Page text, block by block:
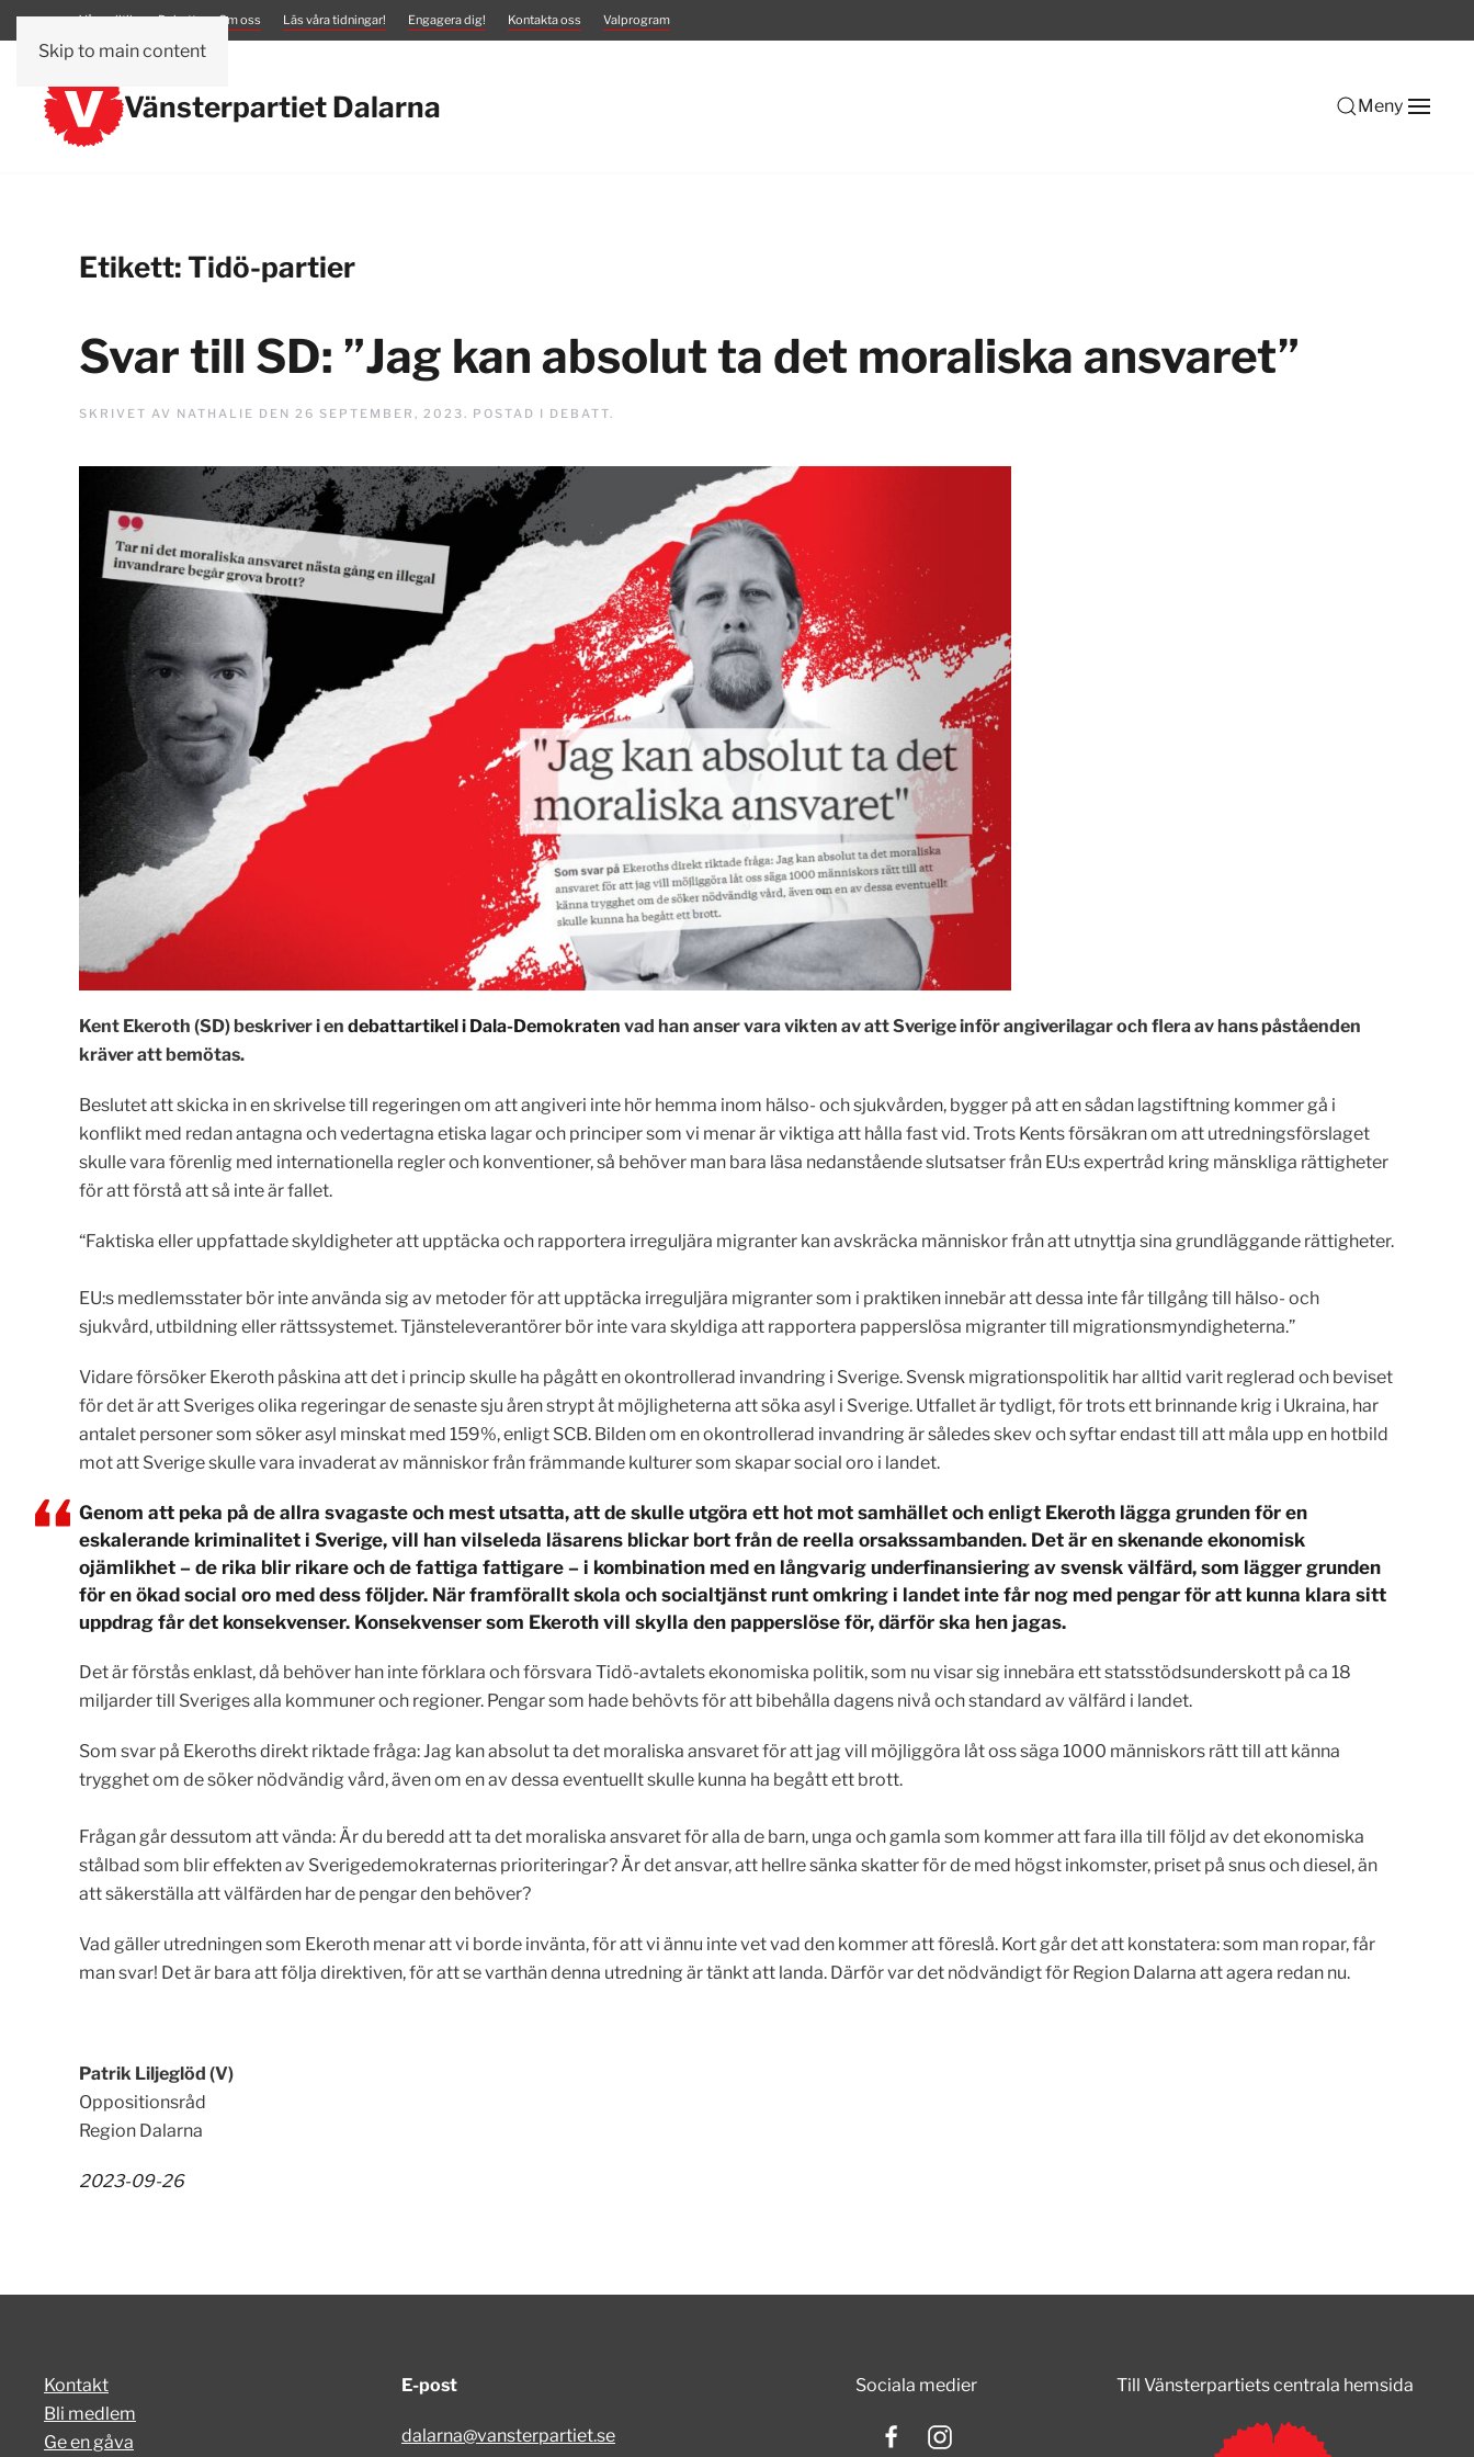
Skip to main content
Vår politik Debatt Om oss Läs våra tidningar! Engagera dig! Kontakta oss Valprogram
Vänsterpartiet Dalarna Meny
Etikett:Tidö-partier
Svar till SD: ”Jag kan absolut ta det moraliska ansvaret”
SKRIVET AV NATHALIE DEN 26 SEPTEMBER, 2023. POSTAD I DEBATT.
Kent Ekeroth (SD) beskriver i en debattartikel i Dala-Demokraten vad han anser vara vikten av att Sverige inför angiverilagar och flera av hans påståenden
kräver att bemötas.
Beslutet att skicka in en skrivelse till regeringen om att angiveri inte hör hemma inom hälso- och sjukvården, bygger på att en sådan lagstiftning kommer gå i
konflikt med redan antagna och vedertagna etiska lagar och principer som vi menar är viktiga att hålla fast vid. Trots Kents försäkran om att utredningsförslaget
skulle vara förenlig med internationella regler och konventioner, så behöver man bara läsa nedanstående slutsatser från EU:s expertråd kring mänskliga rättigheter
för att förstå att så inte är fallet.
“Faktiska eller uppfattade skyldigheter att upptäcka och rapportera irreguljära migranter kan avskräcka människor från att utnyttja sina grundläggande rättigheter.
EU:s medlemsstater bör inte använda sig av metoder för att upptäcka irreguljära migranter som i praktiken innebär att dessa inte får tillgång till hälso- och
sjukvård, utbildning eller rättssystemet. Tjänsteleverantörer bör inte vara skyldiga att rapportera papperslösa migranter till migrationsmyndigheterna.”
Vidare försöker Ekeroth påskina att det i princip skulle ha pågått en okontrollerad invandring i Sverige. Svensk migrationspolitik har alltid varit reglerad och beviset
för det är att Sveriges olika regeringar de senaste sju åren strypt åt möjligheterna att söka asyl i Sverige. Utfallet är tydligt, för trots ett brinnande krig i Ukraina, har
antalet personer som söker asyl minskat med 159%, enligt SCB. Bilden om en okontrollerad invandring är således skev och syftar endast till att måla upp en hotbild
mot att Sverige skulle vara invaderat av människor från främmande kulturer som skapar social oro i landet.
Genom att peka på de allra svagaste och mest utsatta, att de skulle utgöra ett hot mot samhället och enligt Ekeroth lägga grunden för en
eskalerande kriminalitet i Sverige, vill han vilseleda läsarens blickar bort från de reella orsakssambanden. Det är en skenande ekonomisk
ojämlikhet – de rika blir rikare och de fattiga fattigare – i kombination med en långvarig underfinansiering av svensk välfärd, som lägger grunden
för en ökad social oro med dess följder. När framförallt skola och socialtjänst runt omkring i landet inte får nog med pengar för att kunna klara sitt
uppdrag får det konsekvenser. Konsekvenser som Ekeroth vill skylla den papperslöse för, därför ska hen jagas.
Det är förstås enklast, då behöver han inte förklara och försvara Tidö-avtalets ekonomiska politik, som nu visar sig innebära ett statsstödsunderskott på ca 18
miljarder till Sveriges alla kommuner och regioner. Pengar som hade behövts för att bibehålla dagens nivå och standard av välfärd i landet.
Som svar på Ekeroths direkt riktade fråga: Jag kan absolut ta det moraliska ansvaret för att jag vill möjliggöra låt oss säga 1000 människors rätt till att känna
trygghet om de söker nödvändig vård, även om en av dessa eventuellt skulle kunna ha begått ett brott.
Frågan går dessutom att vända: Är du beredd att ta det moraliska ansvaret för alla de barn, unga och gamla som kommer att fara illa till följd av det ekonomiska
stålbad som blir effekten av Sverigedemokraternas prioriteringar? Är det ansvar, att hellre sänka skatter för de med högst inkomster, priset på snus och diesel, än
att säkerställa att välfärden har de pengar den behöver?
Vad gäller utredningen som Ekeroth menar att vi borde invänta, för att vi ännu inte vet vad den kommer att föreslå. Kort går det att konstatera: som man ropar, får
man svar! Det är bara att följa direktiven, för att se varthän denna utredning är tänkt att landa. Därför var det nödvändigt för Region Dalarna att agera redan nu.
Patrik Liljeglöd (V)
Oppositionsråd
Region Dalarna
2023-09-26
Kontakt
Bli medlem
Ge en gåva
E-post
dalarna@vansterpartiet.se
Sociala medier Till Vänsterpartiets centrala hemsida